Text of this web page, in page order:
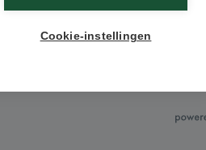
Cookie-instellingen